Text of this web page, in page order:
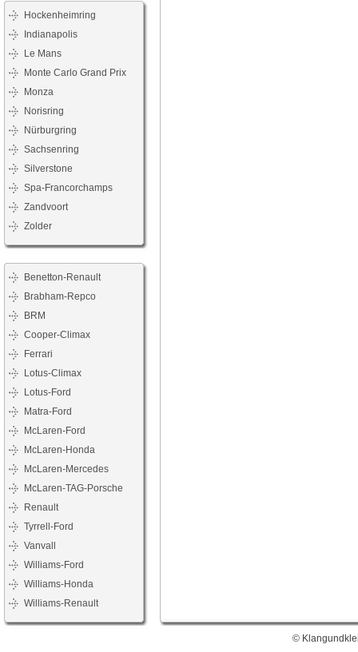
Hockenheimring
Indianapolis
Le Mans
Monte Carlo Grand Prix
Monza
Norisring
Nürburgring
Sachsenring
Silverstone
Spa-Francorchamps
Zandvoort
Zolder
Benetton-Renault
Brabham-Repco
BRM
Cooper-Climax
Ferrari
Lotus-Climax
Lotus-Ford
Matra-Ford
McLaren-Ford
McLaren-Honda
McLaren-Mercedes
McLaren-TAG-Porsche
Renault
Tyrrell-Ford
Vanvall
Williams-Ford
Williams-Honda
Williams-Renault
©